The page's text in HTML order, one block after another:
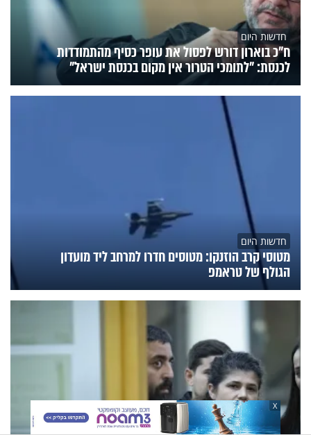
חדשות היום
ח״כ בוארון דורש לפסול את עופר כסיף מהתמודדות
לכנסת: "לתומכי הטרור אין מקום בכנסת ישראל"
חדשות היום
מטוסי קרב הוזנקו: מטוסים חדרו למרחב ליד מועדון
הגולף של טראמפ
X